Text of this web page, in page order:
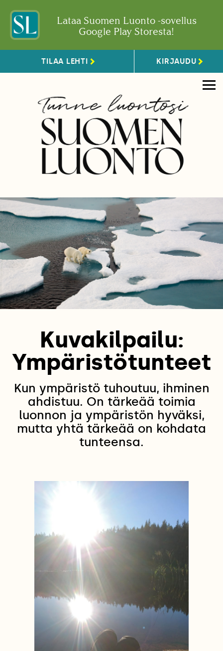
Lataa Suomen Luonto -sovellus
Google Play Storesta!
TILAA LEHTI KIRJAUDU
Kuvakilpailu:
Ympäristötunteet
Kun ympäristö tuhoutuu, ihminen
ahdistuu. On tärkeää toimia
luonnon ja ympäristön hyväksi,
mutta yhtä tärkeää on kohdata
tunteensa.